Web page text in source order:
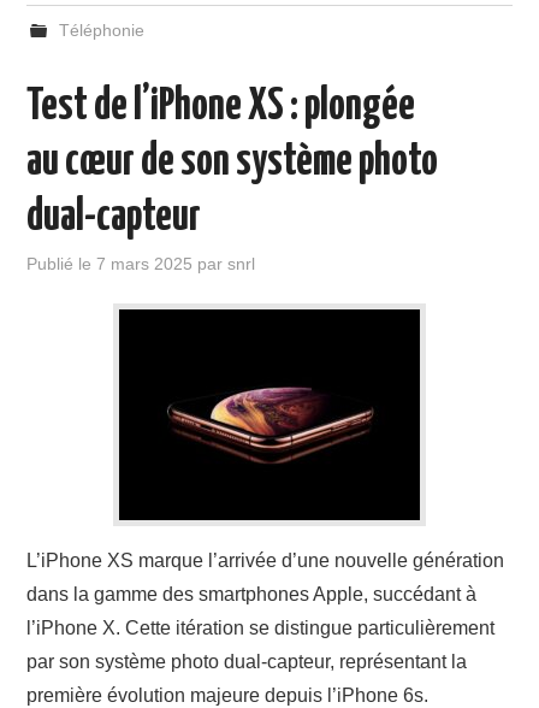
Téléphonie
Test de l’iPhone XS : plongée
au cœur de son système photo
dual-capteur
Publié le7 mars 2025 parsnrl
L’iPhone XS marque l’arrivée d’une nouvelle génération
dans la gamme des smartphones Apple, succédant à
l’iPhone X. Cette itération se distingue particulièrement
par son système photo dual-capteur, représentant la
première évolution majeure depuis l’iPhone 6s.